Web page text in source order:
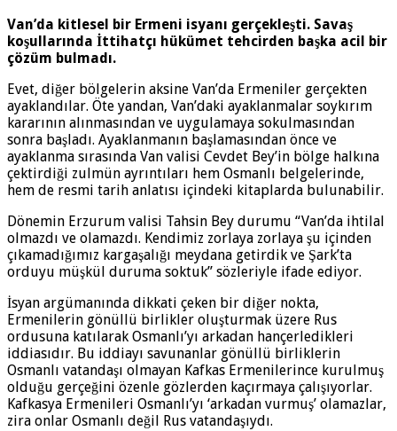
Van’da kitlesel bir Ermeni isyanı gerçekleşti. Savaş
koşullarında İttihatçı hükümet tehcirden başka acil bir
çözüm bulmadı.
Evet, diğer bölgelerin aksine Van’da Ermeniler gerçekten
ayaklandılar. Öte yandan, Van’daki ayaklanmalar soykırım
kararının alınmasından ve uygulamaya sokulmasından
sonra başladı. Ayaklanmanın başlamasından önce ve
ayaklanma sırasında Van valisi Cevdet Bey’in bölge halkına
çektirdiği zulmün ayrıntıları hem Osmanlı belgelerinde,
hem de resmi tarih anlatısı içindeki kitaplarda bulunabilir.
Dönemin Erzurum valisi Tahsin Bey durumu “Van’da ihtilal
olmazdı ve olamazdı. Kendimiz zorlaya zorlaya şu içinden
çıkamadığımız kargaşalığı meydana getirdik ve Şark’ta
orduyu müşkül duruma soktuk” sözleriyle ifade ediyor.
İsyan argümanında dikkati çeken bir diğer nokta,
Ermenilerin gönüllü birlikler oluşturmak üzere Rus
ordusuna katılarak Osmanlı’yı arkadan hançerledikleri
iddiasıdır. Bu iddiayı savunanlar gönüllü birliklerin
Osmanlı vatandaşı olmayan Kafkas Ermenilerince kurulmuş
olduğu gerçeğini özenle gözlerden kaçırmaya çalışıyorlar.
Kafkasya Ermenileri Osmanlı’yı ‘arkadan vurmuş’ olamazlar,
zira onlar Osmanlı değil Rus vatandaşıydı.